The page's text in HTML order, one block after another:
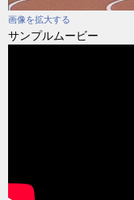
画像を拡大する
サンプルムービー